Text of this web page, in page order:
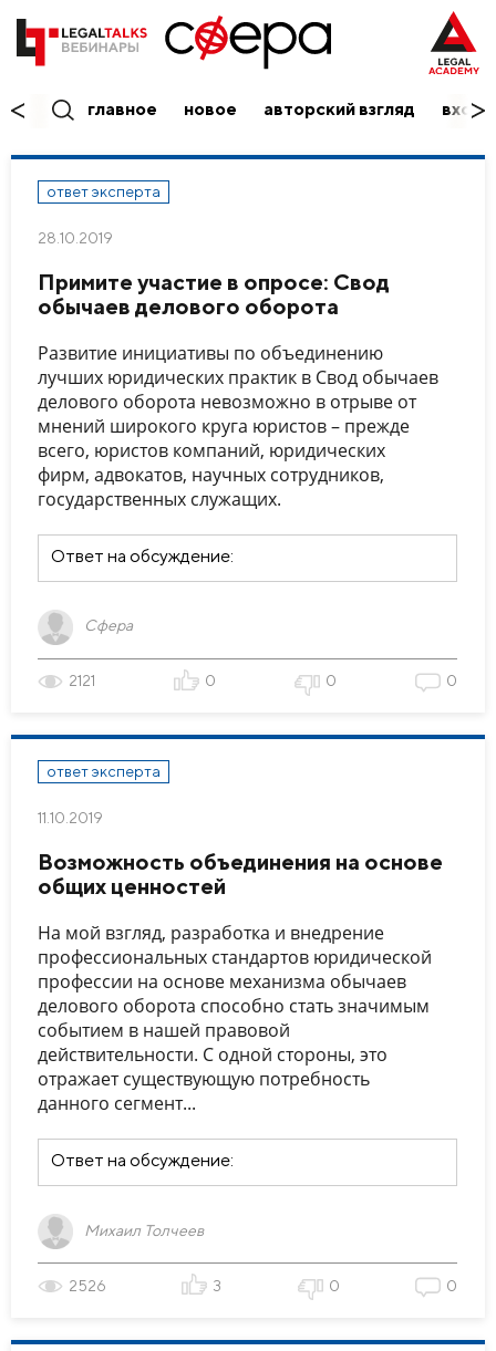
главное новое авторский взгляд вход/
ответ эксперта
28.10.2019
Примите участие в опросе: Свод
обычаев делового оборота
Развитие инициативы по объединению
лучших юридических практик в Свод обычаев
делового оборота невозможно в отрыве от
мнений широкого круга юристов – прежде
всего, юристов компаний, юридических
фирм, адвокатов, научных сотрудников,
государственных служащих.
Ответ на обсуждение:
Сфера
2121 0 0 0
ответ эксперта
11.10.2019
Возможность объединения на основе
общих ценностей
На мой взгляд, разработка и внедрение
профессиональных стандартов юридической
профессии на основе механизма обычаев
делового оборота способно стать значимым
событием в нашей правовой
действительности. С одной стороны, это
отражает существующую потребность
данного сегмент...
Ответ на обсуждение:
Михаил Толчеев
2526 3 0 0